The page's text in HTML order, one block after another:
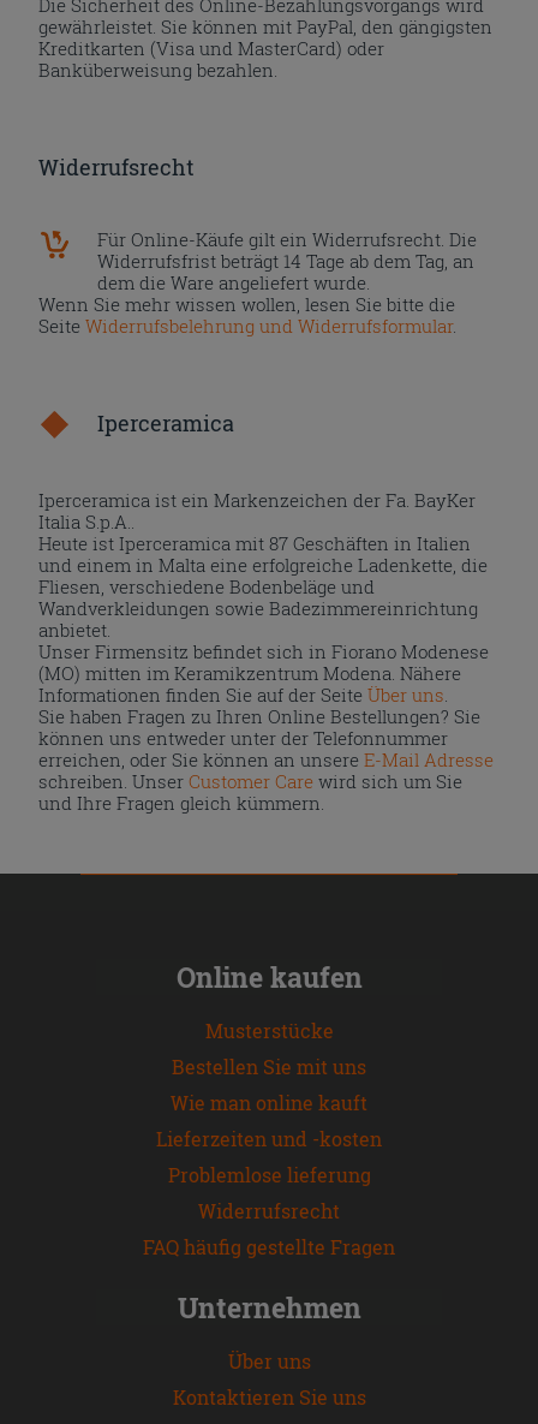
gewährleistet. Sie können mit PayPal, den gängigsten
Kreditkarten (Visa und MasterCard) oder
Banküberweisung bezahlen.
Widerrufsrecht
Für Online-Käufe gilt ein Widerrufsrecht. Die
Widerrufsfrist beträgt 14 Tage ab dem Tag, an
dem die Ware angeliefert wurde.
Wenn Sie mehr wissen wollen, lesen Sie bitte die
SeiteWiderrufsbelehrung und Widerrufsformular.
Iperceramica
Iperceramica ist ein Markenzeichen der Fa. BayKer
Italia S.p.A..
Heute ist Iperceramica mit 87 Geschäften in Italien
und einem in Malta eine erfolgreiche Ladenkette, die
Fliesen, verschiedene Bodenbeläge und
Wandverkleidungen sowie Badezimmereinrichtung
anbietet.
Unser Firmensitz befindet sich in Fiorano Modenese
(MO) mitten im Keramikzentrum Modena. Nähere
Informationen finden Sie auf der Seite Über uns
Sie haben Fragen zu Ihren Online Bestellungen? Sie
können uns entweder unter der Telefonnummer
erreichen, oder Sie können an unsereE-Mail Adresse
schreiben. UnserCustomer Care wird sich um Sie
und Ihre Fragen gleich kümmern.
Online kaufen
Musterstücke
Bestellen Sie mit uns
Wie man online kauft
Lieferzeiten und -kosten
Problemlose lieferung
Widerrufsrecht
FAQ häufig gestellte Fragen
Unternehmen
Über uns
Kontaktieren Sie uns